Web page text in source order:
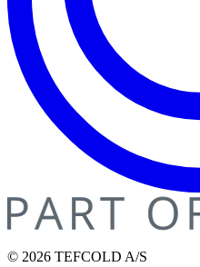
© 2026 TEFCOLD A/S